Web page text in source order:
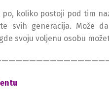
po, koliko postoji pod tim
svih generacija. Može
svoju voljenu osobu